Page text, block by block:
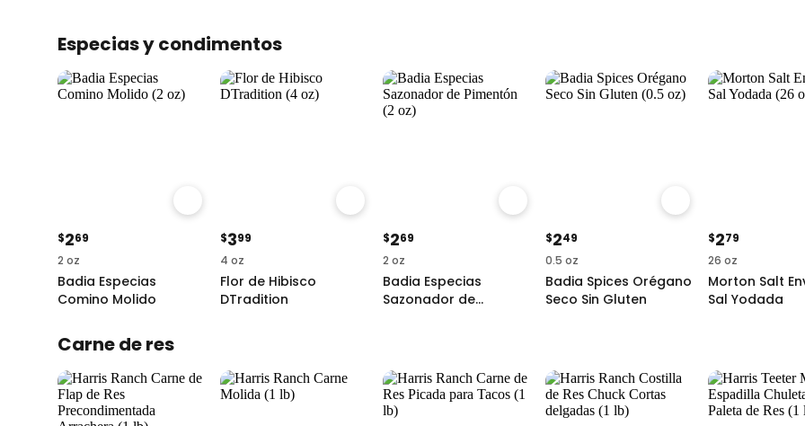
Especias y condimentos
$269
2 oz
Badia Especias
Comino Molido
$399
4 oz
Flor de Hibisco
DTradition
$269
2 oz
Badia Especias
Sazonador de
$249
0.5 oz
Badia Spices Orégano
Seco Sin Gluten
$279
26 oz
Morton Salt
Sal Yodada
Carne de res